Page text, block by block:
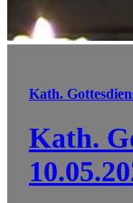
Kath.
Kath.